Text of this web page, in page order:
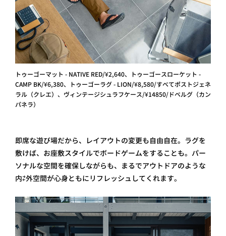
トゥーゴーマット - NATIVE RED/¥2,640、トゥーゴースローケット -
CAMP BK/¥6,380、トゥーゴーラグ - LION/¥8,580/すべてポストジェネ
ラル（クレエ）、ヴィンテージシュラフケース/¥14850/ドベルグ（カン
パネラ）
即席な遊び場だから、レイアウトの変更も自由自在。ラグを
敷けば、お座敷スタイルでボードゲームをすることも。パー
ソナルな空間を確保しながらも、まるでアウトドアのような
内⇄外空間が心身ともにリフレッシュしてくれます。